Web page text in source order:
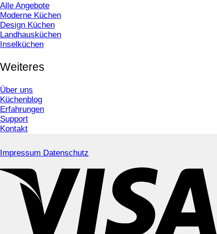
Alle Angebote
Moderne Küchen
Design Küchen
Landhausküchen
Inselküchen
Weiteres
Über uns
Küchenblog
Erfahrungen
Support
Kontakt
Impressum Datenschutz